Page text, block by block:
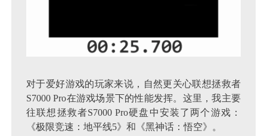
对于爱好游戏的玩家来说，自然更关心联想拯救者
S7000 Pro在游戏场景下的性能发挥。这里，我主要
往联想拯救者S7000 Pro硬盘中安装了两个游戏：
《极限竞速：地平线5》和《黑神话：悟空》。